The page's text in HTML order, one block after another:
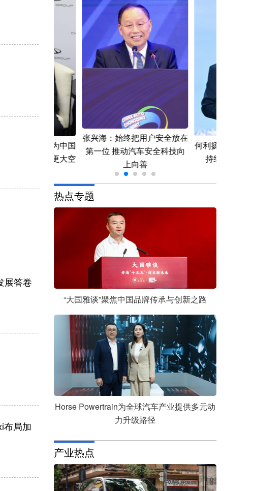
展答卷
布局加
本地化生产将为中国
海外市场创造更大空
张兴海：始终把用户安全放在
第一位 推动汽车安全科技向
上向善
何利扬：AI驱
持续演进 引
热点专题
“大国雅谈”聚焦中国品牌传承与创新之路
Horse Powertrain为全球汽车产业提供多元动
力升级路径
产业热点